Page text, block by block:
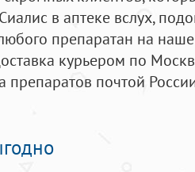
в аптеке вслух,
препаратан на
курьером по
препаратов почтой